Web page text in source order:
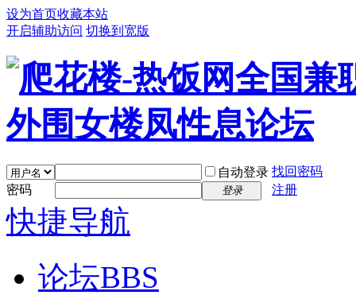
设为首页收藏本站
开启辅助访问 切换到宽版
自动登录 找回密码
密码
登录 注册
快捷导航
论坛BBS